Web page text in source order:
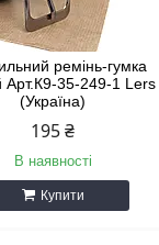
ремінь-гумка
Арт.К9-35-249-1 Lers
(Україна)
195 ₴
В наявності
Купити